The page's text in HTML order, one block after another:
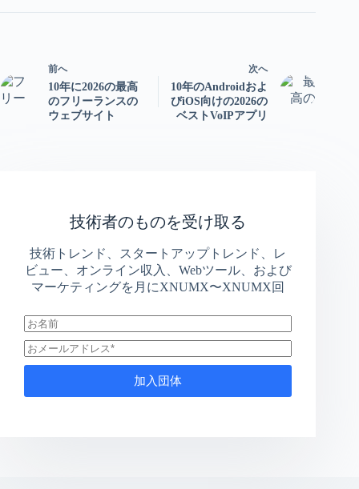
前へ
10年に2026の最高
のフリーランスの
ウェブサイト
次へ
10年のAndroidおよ
びiOS向けの2026の
ベストVoIPアプリ
技術者のものを受け取る
技術トレンド、スタートアップトレンド、レ
ビュー、オンライン収入、Webツール、および
マーケティングを月にXNUMX〜XNUMX回
加入団体